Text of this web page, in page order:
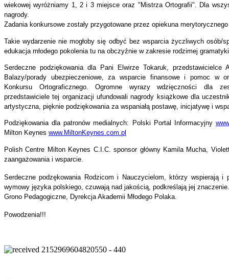
wiekowej wyróżniamy 1, 2 i 3 miejsce oraz "Mistrza Ortografii". Dla
nagrody.
Zadania konkursowe zostały przygotowane przez opiekuna
Takie wydarzenie nie mogłoby się odbyć bez wsparcia życzliwych osób/
edukacja młodego pokolenia tu na obczyźnie w zakresie rodzimej
Serdeczne podziękowania dla Pani Elwirze Tokaruk,
Balazy/porady ubezpieczeniowe, za wsparcie finansowe i pomoc w
Konkursu Ortograficznego. Ogromne wyrazy wdzięczności dla
przedstawiciele tej organizacji ufundowali nagrody książkowe dla
artystyczna, pięknie podziękowania za wspaniałą postawę, inicjatywę i
Podziękowania dla patronów medialnych: Polski Portal Informacyjny
Milton Keynes www.MiltonKeynes.com.pl
Polish Centre Milton Keynes C.I.C. sponsor główny Kamila Mucha,
zaangażowania i wsparcie.
Serdeczne podzękowania Rodzicom i Nauczycielom, którzy wspierają i
wymowy języka polskiego, czuwają nad jakością, podkreślają jej
Grono Pedagogiczne, Dyrekcja Akademii Młodego Polaka.
Powodzenia!!!